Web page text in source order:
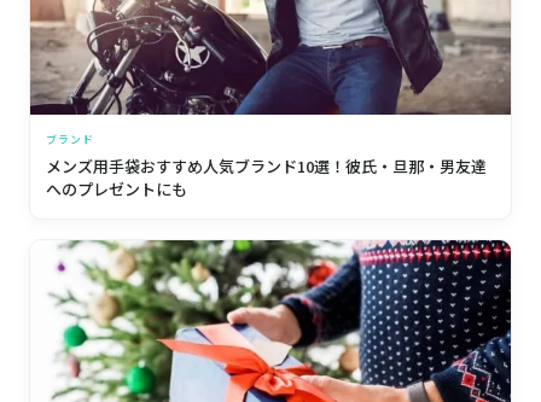
ブランド
メンズ用手袋おすすめ人気ブランド10選！彼氏・旦那・男友達
へのプレゼントにも